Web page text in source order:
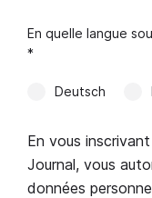
En quelle langue
*
Deutsch
En vous
Journal, vous
données